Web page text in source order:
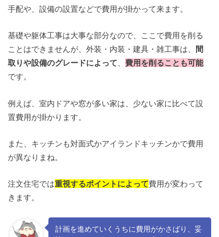
手配や、設備の設置などで費用が掛かって来ます。
基礎や躯体工事は大事な部分なので、ここで費用を削る
ことはできませんが、外装・内装・建具・雑工事は、 間
取りや設備のグレードによって 、費用を削ることも可能
です。
例えば、室内ドアや窓が多い家は、少ない家に比べて設
置費用が掛かります。
また、キッチンも対面式かアイランドキッチンかで費用
が異なりまね。
注文住宅では重視するポイントによって費用が変わって
きます。
計画を進めていくうちに費用がかさばり、妥